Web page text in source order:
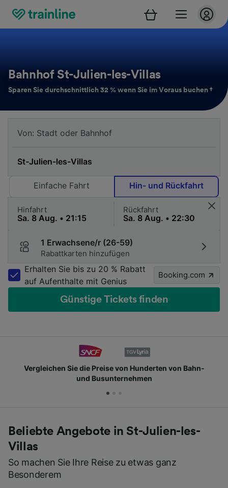
Bahnhof St-Julien-les-Villas
Sparen Sie durchschnittlich 32 % wenn Sie im Voraus buchen †
Einfache Fahrt Hin- und Rückfahrt
Hinfahrt Rückfahrt
1 Erwachsene/r (26-59)
Rabattkarten hinzufügen
Erhalten Sie bis zu 20 % Rabatt
auf Aufenthalte mit Genius
Booking.com
Günstige Tickets finden
von Hunderten von Bahn-
Schließen Sie
Beliebte Angebote in St-Julien-les-
Villas
So machen Sie Ihre Reise zu etwas ganz
Besonderem